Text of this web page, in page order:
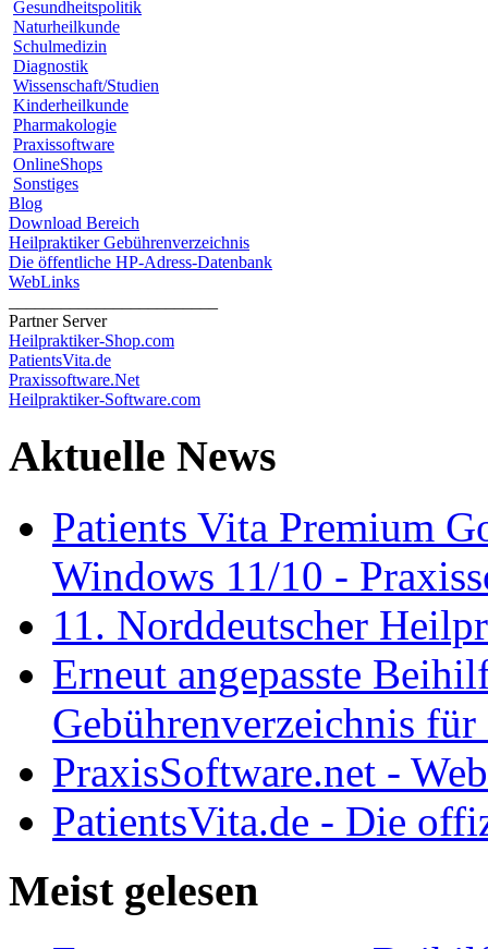
Gesundheitspolitik
Naturheilkunde
Schulmedizin
Diagnostik
Wissenschaft/Studien
Kinderheilkunde
Pharmakologie
Praxissoftware
OnlineShops
Sonstiges
Blog
Download Bereich
Heilpraktiker Gebührenverzeichnis
Die öffentliche HP-Adress-Datenbank
WebLinks
Partner Server
Heilpraktiker-Shop.com
PatientsVita.de
Praxissoftware.Net
Heilpraktiker-Software.com
Aktuelle News
Patients Vita Premium
Windows 11/10 -
11. Norddeutscher
Erneut angepasste
Gebührenverzeichnis
PraxisSoftware.net -
PatientsVita.de - Die
Meist gelesen